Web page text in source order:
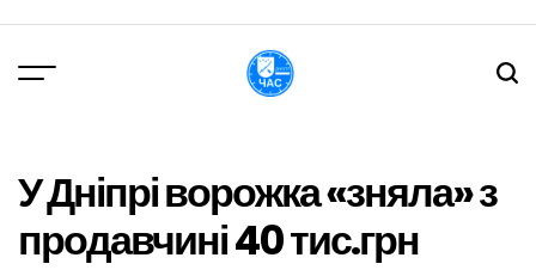
вмісту
У Дніпрі ворожка «зняла» з
продавчині 40 тис.грн